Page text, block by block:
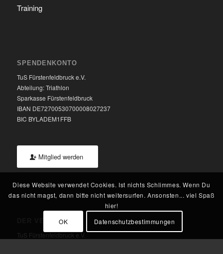
Training
SPENDENKONTO
TuS Fürstenfeldbruck e.V.
Abteilung: Triathlon
Sparkasse Fürstenfeldbruck
IBAN DE72700530700008027237
BIC BYLADEM1FFB
Mitglied werden
DER VEREIN
TuS Fürstenfeldbruck e.V.
Diese Website verwendet Cookies. Ist nichts Schlimmes. Wenn Du
das nicht magst, dann bitte nicht weitersurfen. Ansonsten... viel Spaß
hier!
OK
Datenschutzbestimmungen